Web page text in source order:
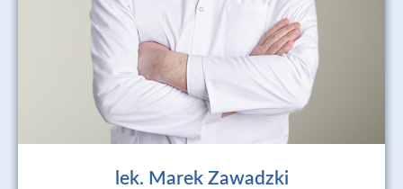
lek. Marek Zawadzki